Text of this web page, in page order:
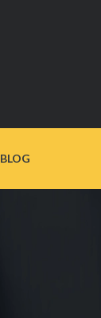
BLOG